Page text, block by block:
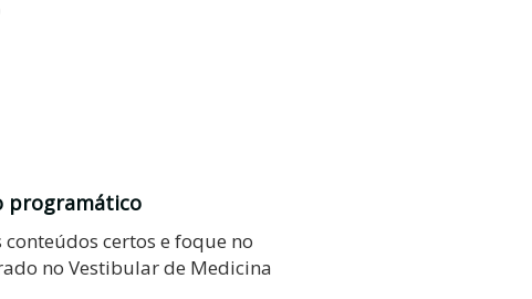
programático
conteúdos certos e foque no
no Vestibular de Medicina